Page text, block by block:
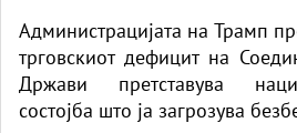
Администрацијата на Трамп
трговскиот дефицит на
Држави претставува
состојба што ја загрозува